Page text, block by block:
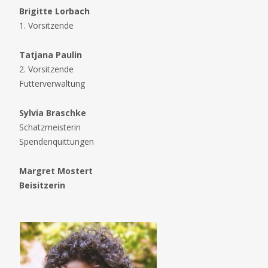
Brigitte Lorbach
1. Vorsitzende
Tatjana Paulin
2. Vorsitzende
Futterverwaltung
Sylvia Braschke
Schatzmeisterin
Spendenquittungen
Margret Mostert
Beisitzerin